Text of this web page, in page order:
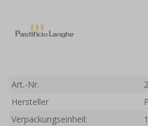
Art.-Nr.
Hersteller
Verpackungseinheit